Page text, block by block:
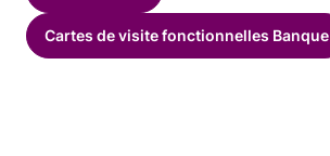
Cartes de visite fonctionnelles Banque